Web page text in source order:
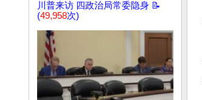
川普来访 四政治局常委隐身 📝
(49,958次)